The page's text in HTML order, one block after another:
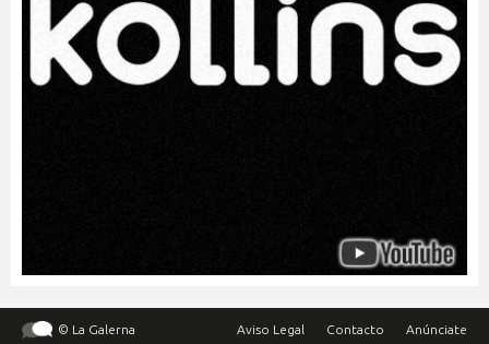
© La Galerna Aviso Legal Contacto Anúnciate